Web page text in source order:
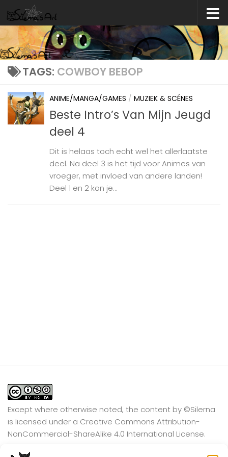
Skip to content
TAGS: COWBOY BEBOP
ANIME/MANGA/GAMES / MUZIEK & SCÉNES
Beste Intro’s Van Mijn Jeugd
deel 4
Dit is helaas toch echt wel het allerlaatste
deel. Na deel 3 is het tijd voor Animes van
vroeger, met invloed van andere landen!
Deel 1 en 2 kan je...
Except where otherwise noted, the content by ©Silerna
is licensed under a Creative Commons Attribution-
NonCommercial-ShareAlike 4.0 International License.